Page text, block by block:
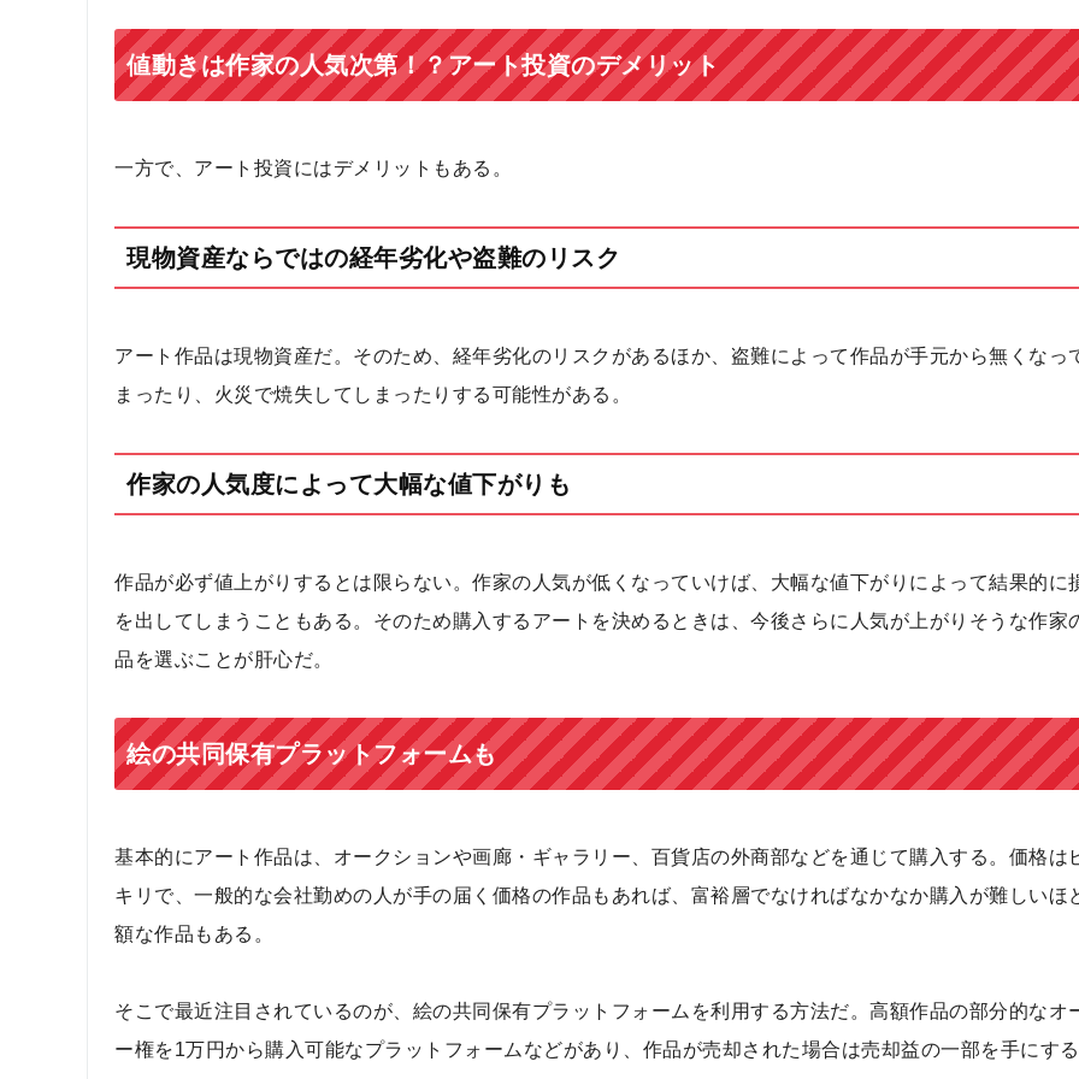
値動きは作家の人気次第！？アート投資のデメリット
一方で、アート投資にはデメリットもある。
現物資産ならではの経年劣化や盗難のリスク
アート作品は現物資産だ。そのため、経年劣化のリスクがあるほか、盗難によって作品が手元から無くなっ
まったり、火災で焼失してしまったりする可能性がある。
作家の人気度によって大幅な値下がりも
作品が必ず値上がりするとは限らない。作家の人気が低くなっていけば、大幅な値下がりによって結果的に
を出してしまうこともある。そのため購入するアートを決めるときは、今後さらに人気が上がりそうな作家
品を選ぶことが肝心だ。
絵の共同保有プラットフォームも
基本的にアート作品は、オークションや画廊・ギャラリー、百貨店の外商部などを通じて購入する。価格は
キリで、一般的な会社勤めの人が手の届く価格の作品もあれば、富裕層でなければなかなか購入が難しいほ
額な作品もある。
そこで最近注目されているのが、絵の共同保有プラットフォームを利用する方法だ。高額作品の部分的なオ
ー権を1万円から購入可能なプラットフォームなどがあり、作品が売却された場合は売却益の一部を手にす